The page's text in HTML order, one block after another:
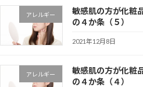
アレルギー
敏感肌の方が化粧
の４か条（５）
2021年12月8日
アレルギー
敏感肌の方が化粧
の４か条（４）